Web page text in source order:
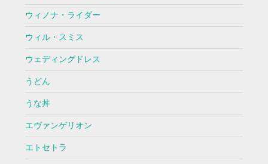
ウィノナ・ライダー
ウィル・スミス
ウェディングドレス
うどん
うな丼
エヴァンゲリオン
エトセトラ